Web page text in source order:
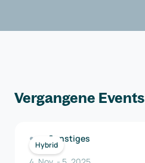
Vergangene Events
Hybrid
Sonstiges